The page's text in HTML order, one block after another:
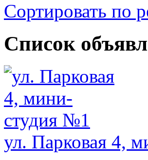
Сортировать по
Список
ул. Парковая 4,